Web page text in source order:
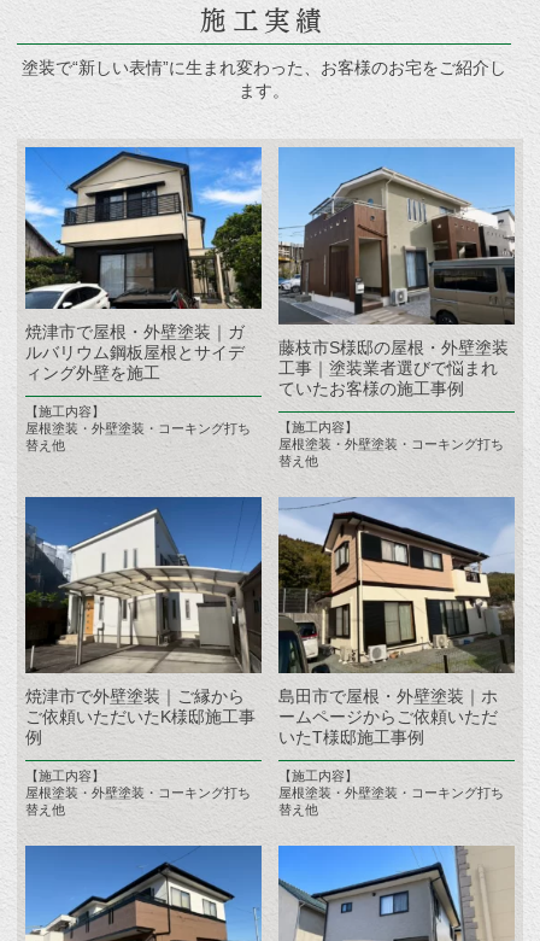
施工実績
塗装で“新しい表情”に生まれ変わった、お客様のお宅をご紹介し
ます。
焼津市で屋根・外壁塗装｜ガ
ルバリウム鋼板屋根とサイデ
ィング外壁を施工
【施工内容】
屋根塗装・外壁塗装・コーキング打ち
替え他
藤枝市S様邸の屋根・外壁塗装
工事｜塗装業者選びで悩まれ
ていたお客様の施工事例
【施工内容】
屋根塗装・外壁塗装・コーキング打ち
替え他
焼津市で外壁塗装｜ご縁から
ご依頼いただいたK様邸施工事
例
【施工内容】
屋根塗装・外壁塗装・コーキング打ち
替え他
島田市で屋根・外壁塗装｜ホ
ームページからご依頼いただ
いたT様邸施工事例
【施工内容】
屋根塗装・外壁塗装・コーキング打ち
替え他